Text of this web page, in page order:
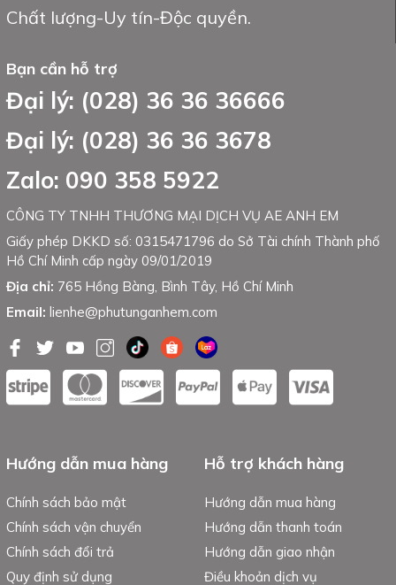
Chất lượng-Uy tín-Độc quyền.
Bạn cần hỗ trợ
Đại lý: (028) 36 36 36666
Đại lý: (028) 36 36 3678
Zalo: 090 358 5922
CÔNG TY TNHH THƯƠNG MẠI DỊCH VỤ AE ANH EM
Giấy phép DKKD số: 0315471796 do Sở Tài chính Thành phố
Hồ Chí Minh cấp ngày 09/01/2019
Địa chỉ: 765 Hồng Bàng, Bình Tây, Hồ Chí Minh
Email: lienhe@phutunganhem.com
Hướng dẫn mua hàng
Chính sách bảo mật
Chính sách vận chuyển
Chính sách đổi trả
Quy định sử dụng
Hỗ trợ khách hàng
Hướng dẫn mua hàng
Hướng dẫn thanh toán
Hướng dẫn giao nhận
Điều khoản dịch vụ